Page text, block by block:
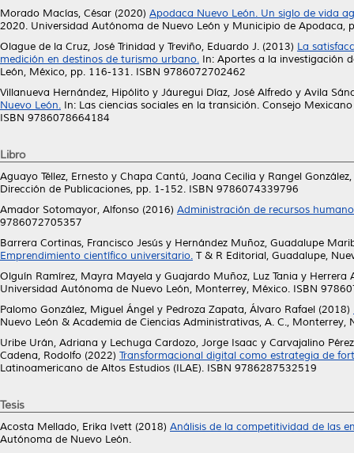
Morado Macías, César (2020) Apodaca Nuevo León. Un siglo de vida
2020. Universidad Autónoma de Nuevo León y Municipio de Apodaca,
Olague de la Cruz, José Trinidad y Treviño, Eduardo J. (2013) La
medición en destinos de turismo urbano. In: Aportes a la investigación
León, México, pp. 116-131. ISBN 9786072702462
Villanueva Hernández, Hipólito y Jáuregui Díaz, José Alfredo y Avila
Nuevo León. In: Las ciencias sociales en la transición. Consejo
ISBN 9786078664184
Libro
Aguayo Téllez, Ernesto y Chapa Cantú, Joana Cecilia y Rangel
Dirección de Publicaciones, pp. 1-152. ISBN 9786074339796
Amador Sotomayor, Alfonso (2016) Administración de recursos
9786072705357
Barrera Cortinas, Francisco Jesús y Hernández Muñoz, Guadalupe
Emprendimiento científico universitario. T & R Editorial, Guadalupe,
Olguín Ramírez, Mayra Mayela y Guajardo Muñoz, Luz Tania y Herrera
Universidad Autónoma de Nuevo León, Monterrey, México. ISBN
Palomo González, Miguel Ángel y Pedroza Zapata, Álvaro Rafael (2018)
Nuevo León & Academia de Ciencias Administrativas, A. C., Monterrey,
Uribe Urán, Adriana y Lechuga Cardozo, Jorge Isaac y Carvajalino
Cadena, Rodolfo (2022) Transformacional digital como estrategia de
Latinoamericano de Altos Estudios (ILAE). ISBN 9786287532519
Tesis
Acosta Mellado, Erika Ivett (2018) Análisis de la competitividad de las
Autónoma de Nuevo León.